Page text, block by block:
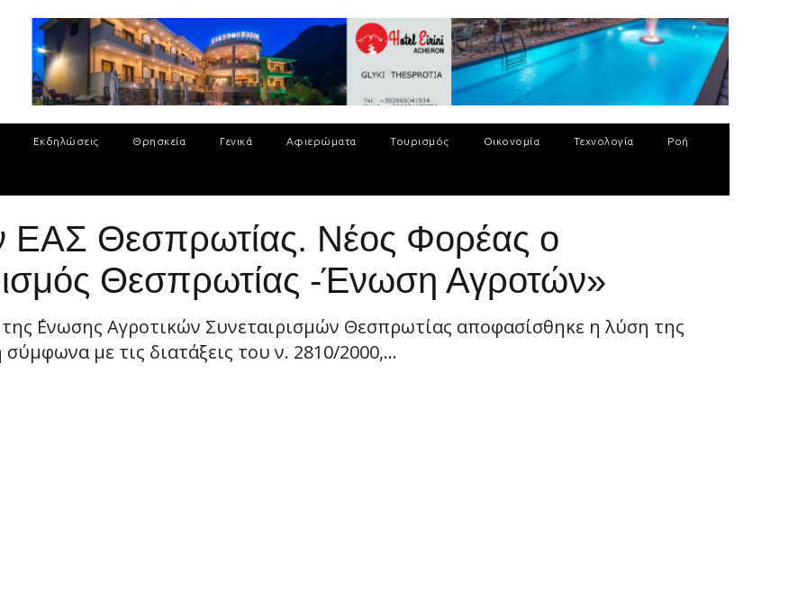
Εκδηλώσεις Θρησκεία Γενικά Αφιερώματα Τουρισμός Οικονομία Τεχνολογία Ροή
ΕΑΣ Θεσπρωτίας. Νέος Φορέας ο
Θεσπρωτίας -Ένωση Αγροτών»
΄Ενωσης Αγροτικών Συνεταιρισμών Θεσπρωτίας αποφασίσθηκε η λύση της
με τις διατάξεις του ν. 2810/2000,...